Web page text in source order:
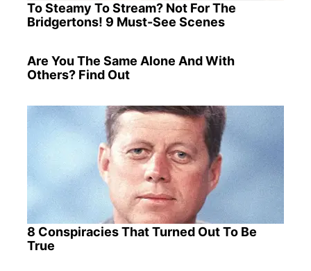
To Steamy To Stream? Not For The
Bridgertons! 9 Must-See Scenes
Are You The Same Alone And With
Others? Find Out
8 Conspiracies That Turned Out To Be
True